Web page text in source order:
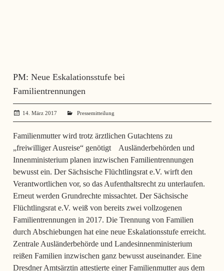
PM: Neue Eskalationsstufe bei
Familientrennungen
14. März 2017 administrator
Pressemitteilung
Familienmutter wird trotz ärztlichen Gutachtens zu
„freiwilliger Ausreise“ genötigt Ausländerbehörden und
Innenministerium planen inzwischen Familientrennungen
bewusst ein. Der Sächsische Flüchtlingsrat e.V. wirft den
Verantwortlichen vor, so das Aufenthaltsrecht zu unterlaufen.
Erneut werden Grundrechte missachtet. Der Sächsische
Flüchtlingsrat e.V. weiß von bereits zwei vollzogenen
Familientrennungen in 2017. Die Trennung von Familien
durch Abschiebungen hat eine neue Eskalationsstufe erreicht.
Zentrale Ausländerbehörde und Landesinnenministerium
reißen Familien inzwischen ganz bewusst auseinander. Eine
Dresdner Amtsärztin attestierte einer Familienmutter aus dem